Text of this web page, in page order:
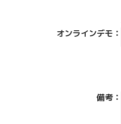
オンラインデモ：
備考：